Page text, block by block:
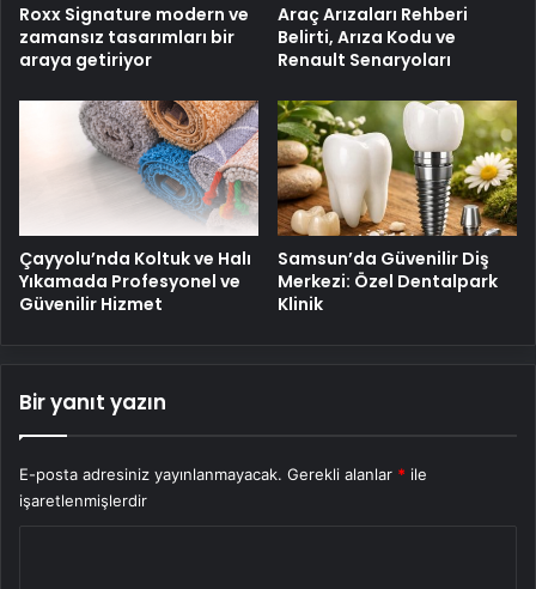
Roxx Signature modern ve
zamansız tasarımları bir
araya getiriyor
Araç Arızaları Rehberi
Belirti, Arıza Kodu ve
Renault Senaryoları
Çayyolu’nda Koltuk ve Halı
Yıkamada Profesyonel ve
Güvenilir Hizmet
Samsun’da Güvenilir Diş
Merkezi: Özel Dentalpark
Klinik
Bir yanıt yazın
E-posta adresiniz yayınlanmayacak. Gerekli alanlar * ile
işaretlenmişlerdir